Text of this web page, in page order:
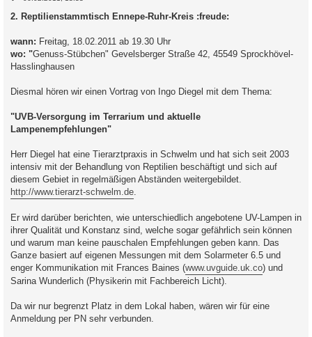
e
i
t
g
2. Reptilienstammtisch Ennepe-Ruhr-Kreis :freude:
wann: Freitag, 18.02.2011 ab 19.30 Uhr
wo: "Genuss-Stübchen" Gevelsberger Straße 42, 45549 Sprockhövel-
Hasslinghausen
Diesmal hören wir einen Vortrag von Ingo Diegel mit dem Thema:
"UVB-Versorgung im Terrarium und aktuelle
Lampenempfehlungen"
Herr Diegel hat eine Tierarztpraxis in Schwelm und hat sich seit 2003
intensiv mit der Behandlung von Reptilien beschäftigt und sich auf
diesem Gebiet in regelmäßigen Abständen weitergebildet.
http://www.tierarzt-schwelm.de
Er wird darüber berichten, wie unterschiedlich angebotene UV-Lampen in
ihrer Qualität und Konstanz sind, welche sogar gefährlich sein können
und warum man keine pauschalen Empfehlungen geben kann. Das
Ganze basiert auf eigenen Messungen mit dem Solarmeter 6.5 und
enger Kommunikation mit Frances Baines (www.uvguide.uk.co) und
Sarina Wunderlich (Physikerin mit Fachbereich Licht).
Da wir nur begrenzt Platz in dem Lokal haben, wären wir für eine
Anmeldung per PN sehr verbunden.